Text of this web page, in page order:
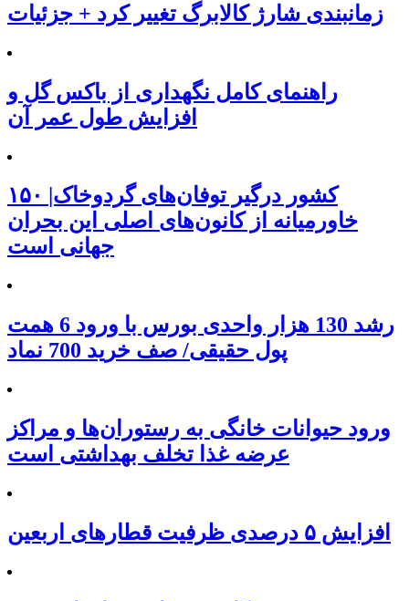
زمانبندی شارژ کالابرگ تغییر کرد + جزئیات
راهنمای کامل نگهداری از باکس گل و
افزایش طول عمر آن
۱۵۰ کشور درگیر توفان‌های گردوخاک|
خاورمیانه از کانون‌های اصلی این بحران
جهانی است
رشد 130 هزار واحدی بورس با ورود 6 همت
پول حقیقی/ صف خرید 700 نماد
ورود حیوانات خانگی به رستوران‌ها و مراکز
عرضه غذا تخلف بهداشتی است
افزایش ۵ درصدی ظرفیت قطارهای اربعین